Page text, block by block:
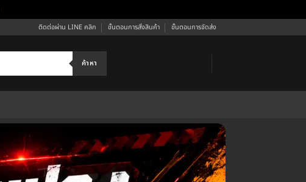
ติดต่อผ่าน LINE คลิก ขั้นตอนการสั่งสินค้า ขั้นตอนการจัดส่ง
ค้าหา